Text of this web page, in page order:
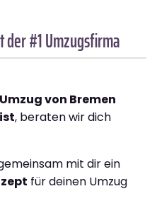
der #1 Umzugsfirma
von Bremen
, beraten wir dich
mit dir ein
für deinen Umzug